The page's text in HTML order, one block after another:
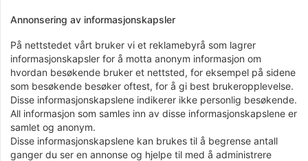
Annonsering av informasjonskapsler
På nettstedet vårt bruker vi et reklamebyrå som lagrer
informasjonskapsler for å motta anonym informasjon om
hvordan besøkende bruker et nettsted, for eksempel på sidene
som besøkende besøker oftest, for å gi best brukeropplevelse.
Disse informasjonskapslene indikerer ikke personlig besøkende.
All informasjon som samles inn av disse informasjonskapslene er
samlet og anonym.
Disse informasjonskapslene kan brukes til å begrense antall
ganger du ser en annonse og hjelpe til med å administrere